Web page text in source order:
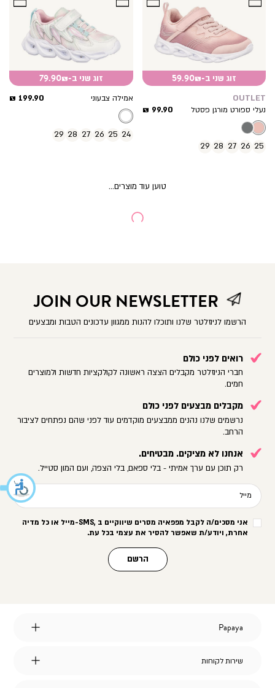
זוג שני ב-59.90₪
OUTLET
נעלי ספורט מורגן פסטל
מחיר
99.90 ₪
25
26
27
28
29
זוג שני ב-79.90₪
אמילה צבעוני
מחיר
199.90 ₪
24
25
26
27
28
29
JOIN OUR NEWSLETTER
הרשמו לניוזלטר שלנו ותוכלו להנות ממגוון עדכונים הטבות ומבצעים
רואים לפני כולם
חברי הניוזלטר מקבלים הצצה ראשונה לקולקציות חדשות ולמוצרים
חמים.
מקבלים מבצעים לפני כולם
נרשמים שלנו נהנים ממבצעים מוקדמים עוד לפני שהם נפתחים לציבור
הרחב.
אנחנו לא מציקים. מבטיחים.
רק תוכן עם ערך אמיתי - בלי ספאם, בלי הצפה, ועם המון סטייל.
מייל
אני מסכים/ה לקבל מפפאיה מסרים שיווקיים ב -SMS,מייל או כל מדיה
אחרת, ויודע/ת שאפשר להסיר את עצמי בכל עת.
הרשם
Papaya
Papaya
הצהרת נגישות
שירות
שירות לקוחות